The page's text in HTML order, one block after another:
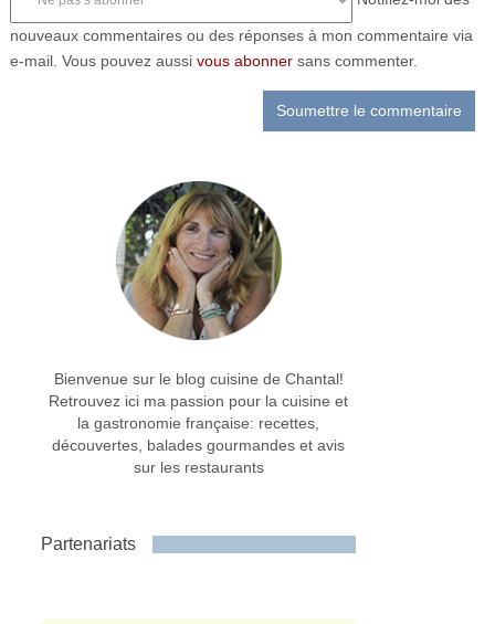
nouveaux commentaires ou des réponses à mon commentaire via
e-mail. Vous pouvez aussi vous abonnersans commenter.
Bienvenue sur le blog cuisine de Chantal!
Retrouvez ici ma passion pour la cuisine et
la gastronomie française: recettes,
découvertes, balades gourmandes et avis
sur les restaurants
Partenariats